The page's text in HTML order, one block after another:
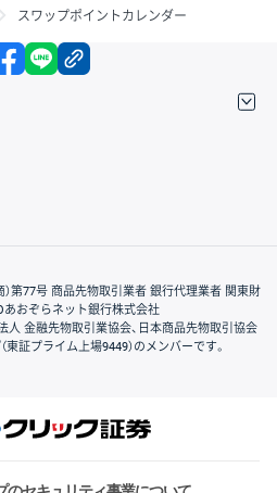
スワップポイントカレンダー
X facebook
第77号 商品先物取引業者 銀行代理業者 関東財
あおぞらネット銀行株式会社
人 金融先物取引業協会、日本商品先物取引協会
証プライム上場9449）のメンバーです。